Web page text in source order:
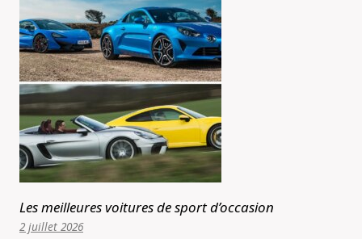
Les meilleures voitures de sport d’occasion
2 juillet 2026